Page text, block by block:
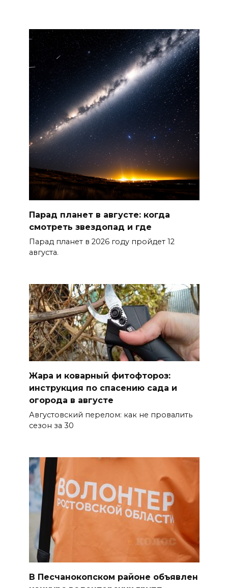
07 августа 2026 14:33
В Батайске в заброшенном
здании произошло короткое
замыкание
07 августа 2026 14:30
Учиться, чтобы работать
07 августа 2026 14:28
Раскаленный август
07 августа 2026 14:28
До 120 человек на борту:
новому «Метеору» присвоили
имя «Андрей Байков»
Миграционная ситуация на
Дону
07 августа 2026 14:20
Штормовое предупреждение:
на Ростовскую область
надвигаются ливни с градом
07 августа 2026 13:59
В Общественной палате
предложили сократить
07 августа 2026 13:43
Памятник Ермаку в
Новочеркасске перекрасили в
черный цвет – общественники
бьют тревогу
07 августа 2026 13:38
Мем с Путиным, российские
лекарства и уникальные
Парад планет в августе: когда
смотреть звездопад и где
Парад планет в 2026 году пройдет 12
августа.
Жара и коварный фитофтороз:
инструкция по спасению сада и
огорода в августе
Августовский перелом: как не провалить
сезон за 30
В Песчанокопском районе объявлен